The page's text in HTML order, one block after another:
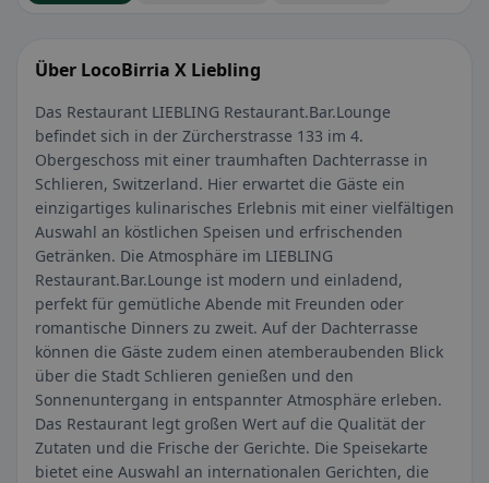
Über LocoBirria X Liebling
Das Restaurant LIEBLING Restaurant.Bar.Lounge
befindet sich in der Zürcherstrasse 133 im 4.
Obergeschoss mit einer traumhaften Dachterrasse in
Schlieren, Switzerland. Hier erwartet die Gäste ein
einzigartiges kulinarisches Erlebnis mit einer vielfältigen
Auswahl an köstlichen Speisen und erfrischenden
Getränken. Die Atmosphäre im LIEBLING
Restaurant.Bar.Lounge ist modern und einladend,
perfekt für gemütliche Abende mit Freunden oder
romantische Dinners zu zweit. Auf der Dachterrasse
können die Gäste zudem einen atemberaubenden Blick
über die Stadt Schlieren genießen und den
Sonnenuntergang in entspannter Atmosphäre erleben.
Das Restaurant legt großen Wert auf die Qualität der
Zutaten und die Frische der Gerichte. Die Speisekarte
bietet eine Auswahl an internationalen Gerichten, die